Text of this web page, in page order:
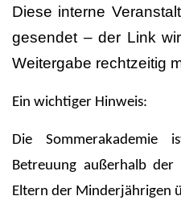
Diese interne
gesendet – der Link
Weitergabe rechtzeitig
Ein wichtiger Hinweis:
Die Sommerakademie
Betreuung außerhalb
Eltern der Minderjährigen